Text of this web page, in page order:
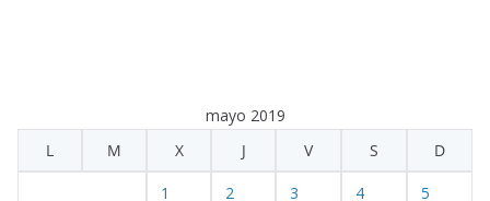
mayo 2019
L
M X J V S D
1 2 3 4 5